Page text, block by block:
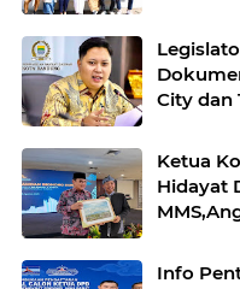
City dan
Ketua
Hidayat
Info